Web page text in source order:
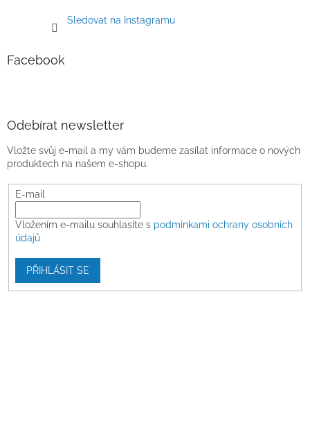
Sledovat na Instagramu
Facebook
Odebírat newsletter
Vložte svůj e-mail a my vám budeme zasílat informace o nových
produktech na našem e-shopu.
E-mail
Vložením e-mailu souhlasíte s podmínkami ochrany osobních
údajů
PŘIHLÁSIT SE